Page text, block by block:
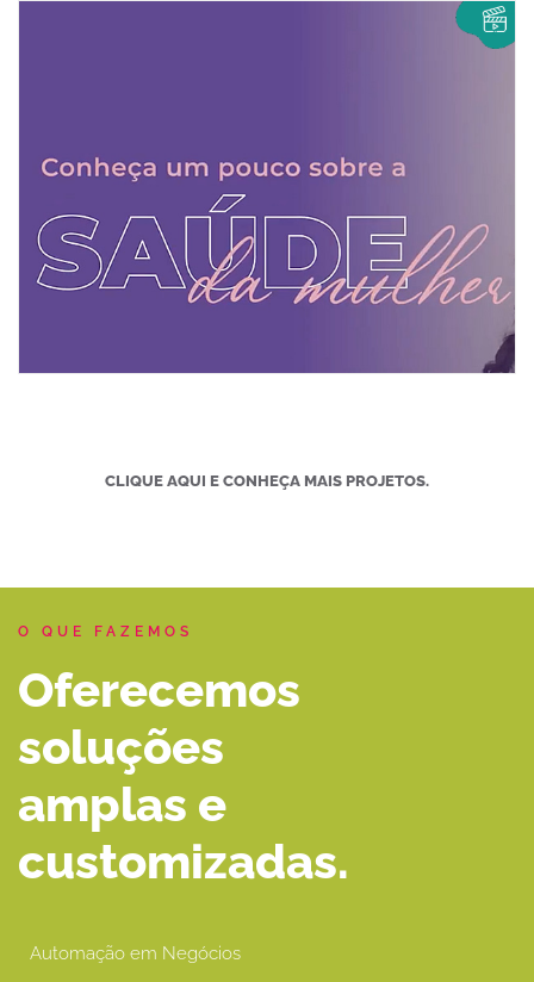
Produção completa do vídeo para o Especial Saúde da Mulher
do Laboratório Behring.
VISITAR
CLIQUE AQUI E CONHEÇA MAIS PROJETOS.
O QUE FAZEMOS
Oferecemos
soluções
amplas e
customizadas.
Automação em Negócios